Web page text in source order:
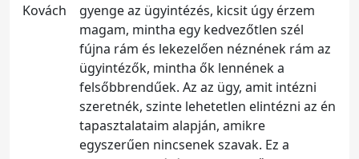
gyenge az ügyintézés, kicsit úgy érzem
magam, mintha egy kedvezőtlen szél
fújna rám és lekezelően néznének rám az
ügyintézők, mintha ők lennének a
felsőbbrendűek. Az az ügy, amit intézni
szeretnék, szinte lehetetlen elintézni az én
tapasztalataim alapján, amikre
egyszerűen nincsenek szavak. Ez a